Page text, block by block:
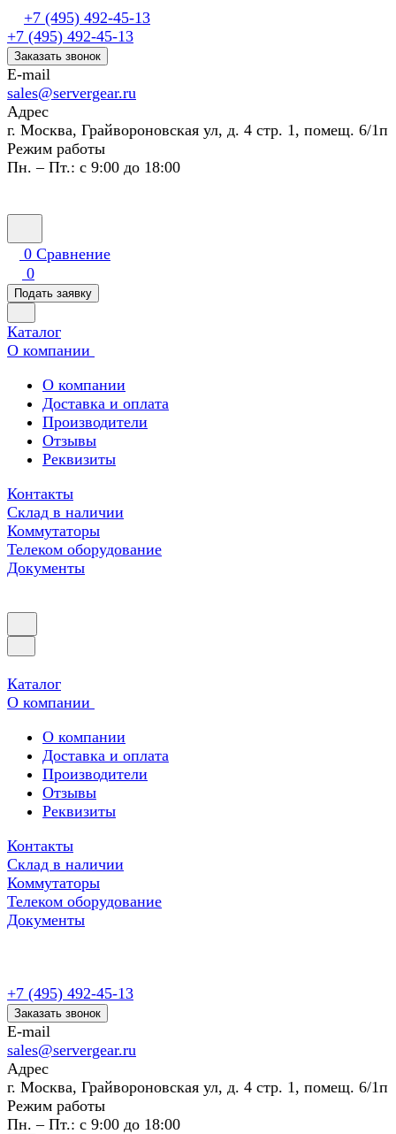
+7 (495) 492-45-13
+7 (495) 492-45-13
Заказать звонок
E-mail
sales@servergear.ru
Адрес
г. Москва, Грайвороновская ул, д. 4 стр. 1, помещ. 6/1п
Режим работы
Пн. – Пт.: с 9:00 до 18:00
0 Сравнение
0
Подать заявку
Каталог
О компании
О компании
Доставка и оплата
Производители
Отзывы
Реквизиты
Контакты
Склад в наличии
Коммутаторы
Телеком оборудование
Документы
Каталог
О компании
О компании
Доставка и оплата
Производители
Отзывы
Реквизиты
Контакты
Склад в наличии
Коммутаторы
Телеком оборудование
Документы
+7 (495) 492-45-13
Заказать звонок
E-mail
sales@servergear.ru
Адрес
г. Москва, Грайвороновская ул, д. 4 стр. 1, помещ. 6/1п
Режим работы
Пн. – Пт.: с 9:00 до 18:00